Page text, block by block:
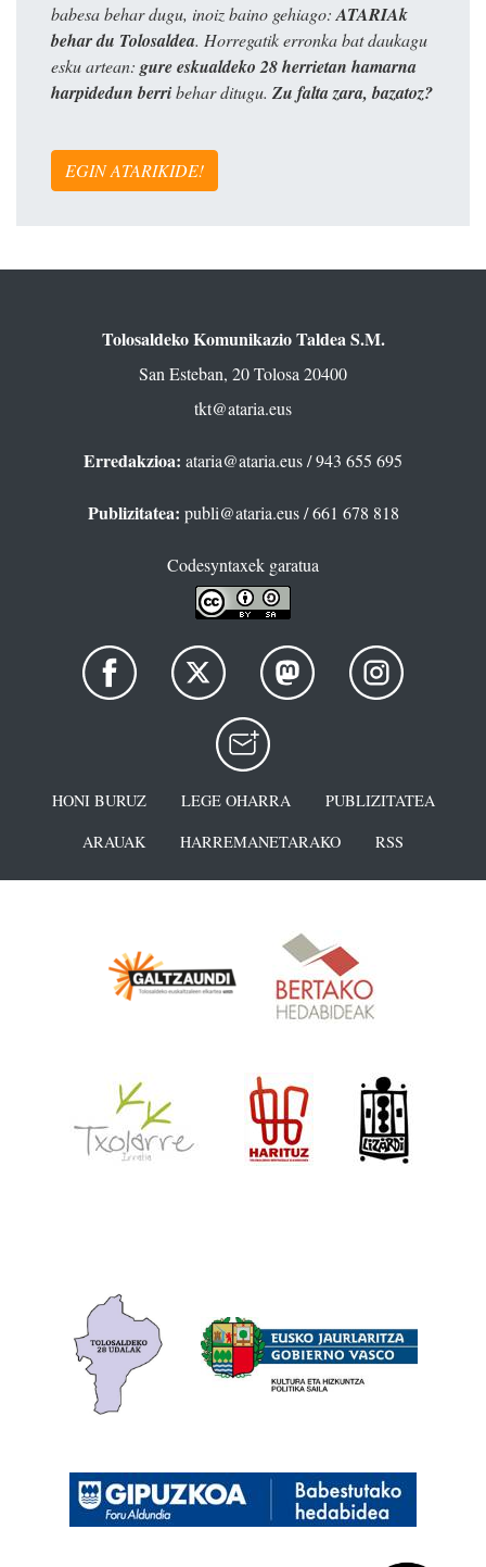
babesa behar dugu, inoiz baino gehiago: ATARIAk
behar du Tolosaldea. Horregatik erronka bat daukagu
esku artean: gure eskualdeko 28 herrietan hamarna
harpidedun berribehar ditugu. Zu falta zara, bazatoz?
EGIN ATARIKIDE!
Tolosaldeko Komunikazio Taldea S.M.
San Esteban, 20 Tolosa 20400
tkt@ataria.eus
Erredakzioa: ataria@ataria.eus/ 943 655 695
Publizitatea: publi@ataria.eus/ 661 678 818
Codesyntaxek garatua
HONI BURUZ LEGE OHARRA
PUBLIZITATEA
ARAUAK
HARREMANETARAKO RSS